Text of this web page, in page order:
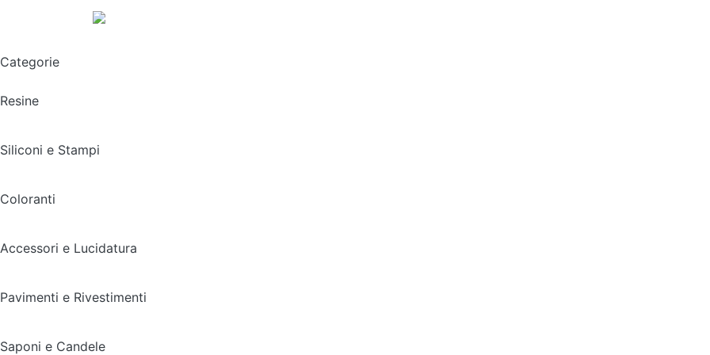
Categorie
Resine
Siliconi e Stampi
Coloranti
Accessori e Lucidatura
Pavimenti e Rivestimenti
Saponi e Candele